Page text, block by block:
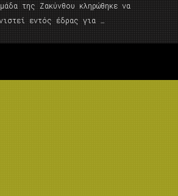
της Ζακύνθου κληρώθηκε να
εντός έδρας για …